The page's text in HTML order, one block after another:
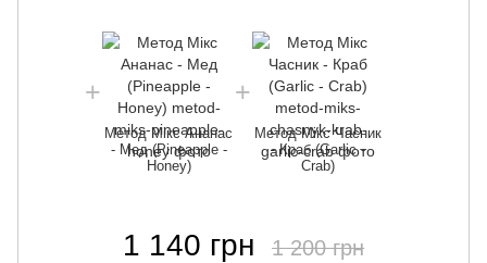
Метод Мікс Ананас
- Мед (Pineapple -
Honey)
Метод Мікс Часник
- Краб (Garlic -
Crab)
1 140 грн 1 200 грн